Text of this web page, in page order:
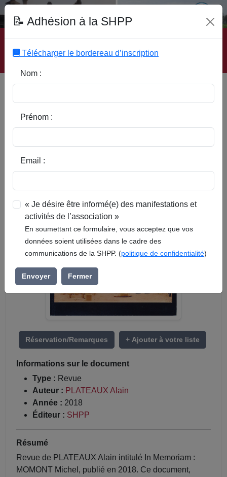
Accueil | Site SHPP | Auteurs | Editeurs | Rubriques |
Sous-Rubriques | Mots-Clefs | Contact
Michel
Réservation/Remarques + Ajouter à votre liste
Informations sur le document
Type : Revue
Auteur : PLATEAUX Alain
Année : 2018
Éditeur : SHPP
Résumé
Revue de PLATEAUX Alain intitulé In Memoriam :
MOMONT Michel, publié en 2018. Ce document,
📝 Adhésion à la SHPP
Télécharger le bordereau d’inscription
Nom :
Prénom :
Email :
« Je désire être informé(e) des manifestations et
activités de l’association »
En soumettant ce formulaire, vous acceptez que vos
données soient utilisées dans le cadre des
communications de la SHPP. (politique de confidentialité)
Envoyer Fermer